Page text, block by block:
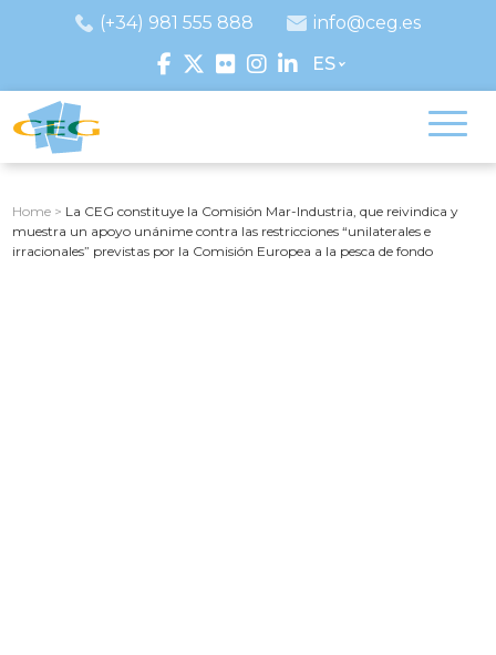
(+34) 981 555 888
info@ceg.es
ES
Home > La CEG constituye la Comisión Mar-Industria, que reivindica y
muestra un apoyo unánime contra las restricciones “unilaterales e
irracionales” previstas por la Comisión Europea a la pesca de fondo